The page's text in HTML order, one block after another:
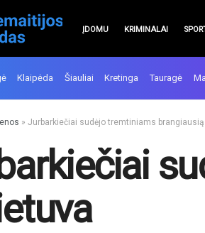
ĮDOMU KRIMINALAI
Klaipėda Šiauliai Kretinga Tauragė
» Jurbarkiečiai sudėjo tremtiniams